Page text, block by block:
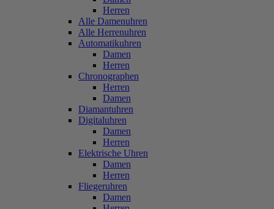
Herren
Alle Damenuhren
Alle Herrenuhren
Automatikuhren
Damen
Herren
Chronographen
Herren
Damen
Diamantuhren
Digitaluhren
Damen
Herren
Elektrische Uhren
Damen
Herren
Fliegeruhren
Damen